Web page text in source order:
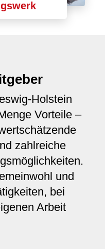
Holstein
Vorteile –
zahlreiche
und
bei
Arbeit